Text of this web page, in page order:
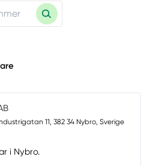
11, 382 34 Nybro, Sverige
i Nybro.